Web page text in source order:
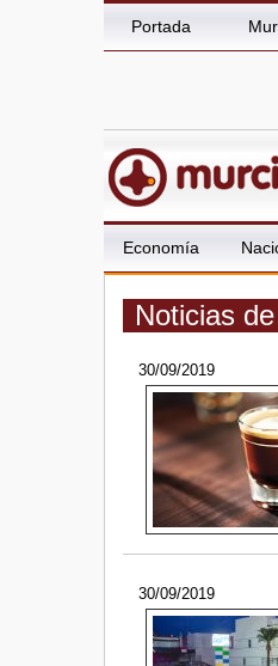
Portada
Economía
Noticias
30/09/2019
30/09/2019